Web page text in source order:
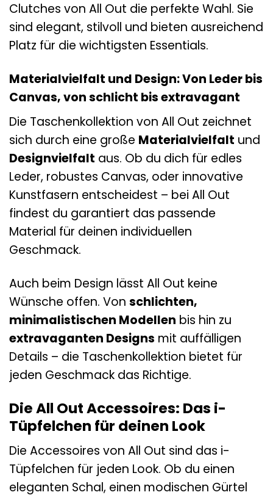
Clutches von All Out die perfekte Wahl. Sie
sind elegant, stilvoll und bieten ausreichend
Platz für die wichtigsten Essentials.
Materialvielfalt und Design: Von Leder bis
Canvas, von schlicht bis extravagant
Die Taschenkollektion von All Out zeichnet
sich durch eine große Materialvielfalt und
Designvielfalt aus. Ob du dich für edles
Leder, robustes Canvas, oder innovative
Kunstfasern entscheidest – bei All Out
findest du garantiert das passende
Material für deinen individuellen
Geschmack.
Auch beim Design lässt All Out keine
Wünsche offen. Von schlichten,
minimalistischen Modellen bis hin zu
extravaganten Designs mit auffälligen
Details – die Taschenkollektion bietet für
jeden Geschmack das Richtige.
Die All Out Accessoires: Das i-
Tüpfelchen für deinen Look
Die Accessoires von All Out sind das i-
Tüpfelchen für jeden Look. Ob du einen
eleganten Schal, einen modischen Gürtel